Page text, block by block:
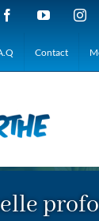
FacebookYouTube
Contact